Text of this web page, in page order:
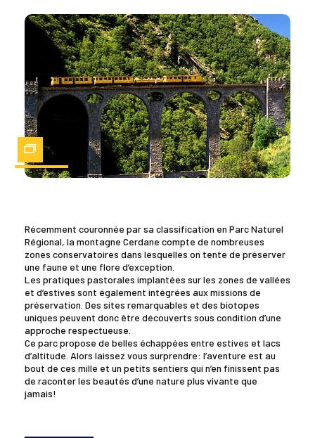
Zoom
Récemment couronnée par sa classification en Parc Naturel
Régional, la montagne Cerdane compte de nombreuses
zones conservatoires dans lesquelles on tente de préserver
une faune et une flore d’exception.
Les pratiques pastorales implantées sur les zones de vallées
et d’estives sont également intégrées aux missions de
préservation. Des sites remarquables et des biotopes
uniques peuvent donc être découverts sous condition d’une
approche respectueuse.
Ce parc propose de belles échappées entre estives et lacs
d’altitude. Alors laissez vous surprendre: l’aventure est au
bout de ces mille et un petits sentiers qui n’en finissent pas
de raconter les beautés d’une nature plus vivante que
jamais!